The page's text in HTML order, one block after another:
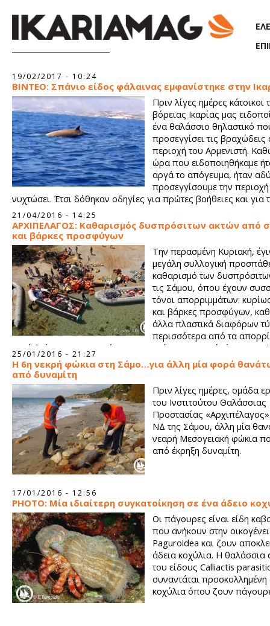
19/02/2017 - 10:24
ΒΙΝΤΕΟ: Σπάνιο είδος φάλαινας εμφανίστηκε στην
Πριν λίγες ημέρες κάτοικοι
βόρειας Ικαρίας μας
ένα θαλάσσιο θηλαστικό
προσεγγίσει τις βραχώδεις
περιοχή του Αρμενιστή.
ώρα που ειδοποιηθήκαμε
αργά το απόγευμα, ήταν
προσεγγίσουμε την
νυχτώσει. Έτσι δόθηκαν οδηγίες για πρώτες βοήθειες και για
απομάκρυνσή του από αυτό το επικίνδυνο σημείο. Όσο το
ημέρας επέτρεπε την παρακολούθησή του, το ζώο παρέμεινε
στα 50 μέτρα από την ακτή. Αυτή είναι η τελευταία φορά που
δεδομένου ότι πρόκειται για τραυματισμένο ζώο, αναζητούμε
του στην ευρύτερη θαλάσσια περιοχή της βόρειας Ικαρίας.
21/04/2016 - 14:25
ΑΡΧΙΠΕΛΑΓΟΣ: Καθαρισμός δυσπρόσιτων ακτών από
και βάρκες προσφύγων
Την περασμένη Κυριακή,
μεγάλη συλλογική
καθαρισμό των
τις Σάμου, όπου έχουν
τόνοι απορριμμάτων:
και βάρκες προσφύγων,
άλλα πλαστικά διαφόρων
περισσότερα από τα
αυτά βρίσκονταν σε απόκρημνες ακτές του νησιού, όπου
καταλήγουν οι βάρκες που μεταφέρουν πρόσφυγες και
25/01/2016 - 21:27
Η 6η νεκρή φώκια στη Σάμο…για άλλη μία φορά
από δυναμίτη
Πριν λίγες ημέρες, ομάδα
του Ινστιτούτου Θαλάσσιας
Προστασίας
ΝΔ της Σάμου, άλλη μία
νεαρή Μεσογειακή φώκια
από έκρηξη δυναμίτη.
17/01/2016 - 12:56
PHOTO: Μία ιδιαίτερη συγκατοίκηση σε ένα άδειο
Οι πάγουρες είναι είδη
που ανήκουν στην
Paguroidea και ζουν
άδεια κοχύλια. Η θαλάσσια
του είδους Calliactis
συναντάται προσκολλημένη
κοχύλια όπου ζουν